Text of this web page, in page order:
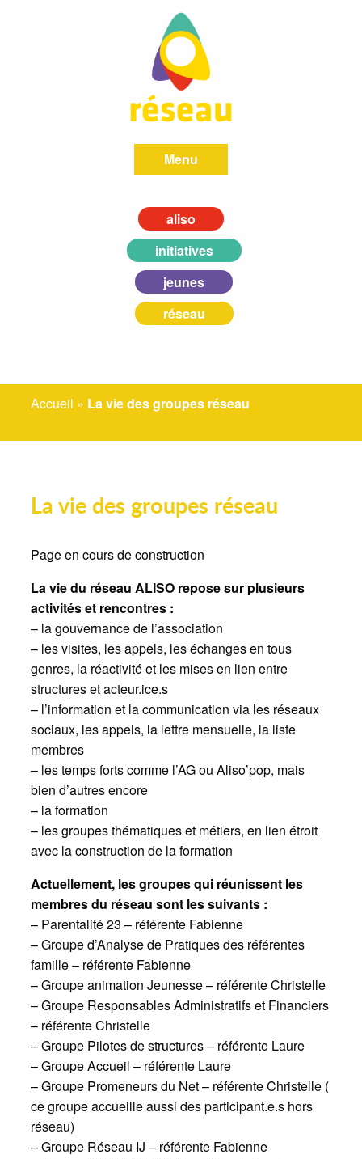
Menu
aliso
initiatives
jeunes
réseau
Accueil » La vie des groupes réseau
La vie des groupes réseau
Page en cours de construction
La vie du réseau ALISO repose sur plusieurs
activités et rencontres :
– la gouvernance de l’association
– les visites, les appels, les échanges en tous
genres, la réactivité et les mises en lien entre
structures et acteur.ice.s
– l’information et la communication via les réseaux
sociaux, les appels, la lettre mensuelle, la liste
membres
– les temps forts comme l’AG ou Aliso’pop, mais
bien d’autres encore
– la formation
– les groupes thématiques et métiers, en lien étroit
avec la construction de la formation
Actuellement, les groupes qui réunissent les
membres du réseau sont les suivants :
– Parentalité 23 – référente Fabienne
– Groupe d’Analyse de Pratiques des référentes
famille – référente Fabienne
– Groupe animation Jeunesse – référente Christelle
– Groupe Responsables Administratifs et Financiers
– référente Christelle
– Groupe Pilotes de structures – référente Laure
– Groupe Accueil – référente Laure
– Groupe Promeneurs du Net – référente Christelle (
ce groupe accueille aussi des participant.e.s hors
réseau)
– Groupe Réseau IJ – référente Fabienne